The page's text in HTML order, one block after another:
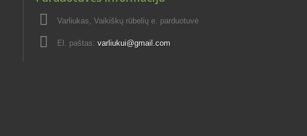
Varliukas, Vaikiškų rūbelių e. parduotuvė
El. paštas: varliukui@gmail.com